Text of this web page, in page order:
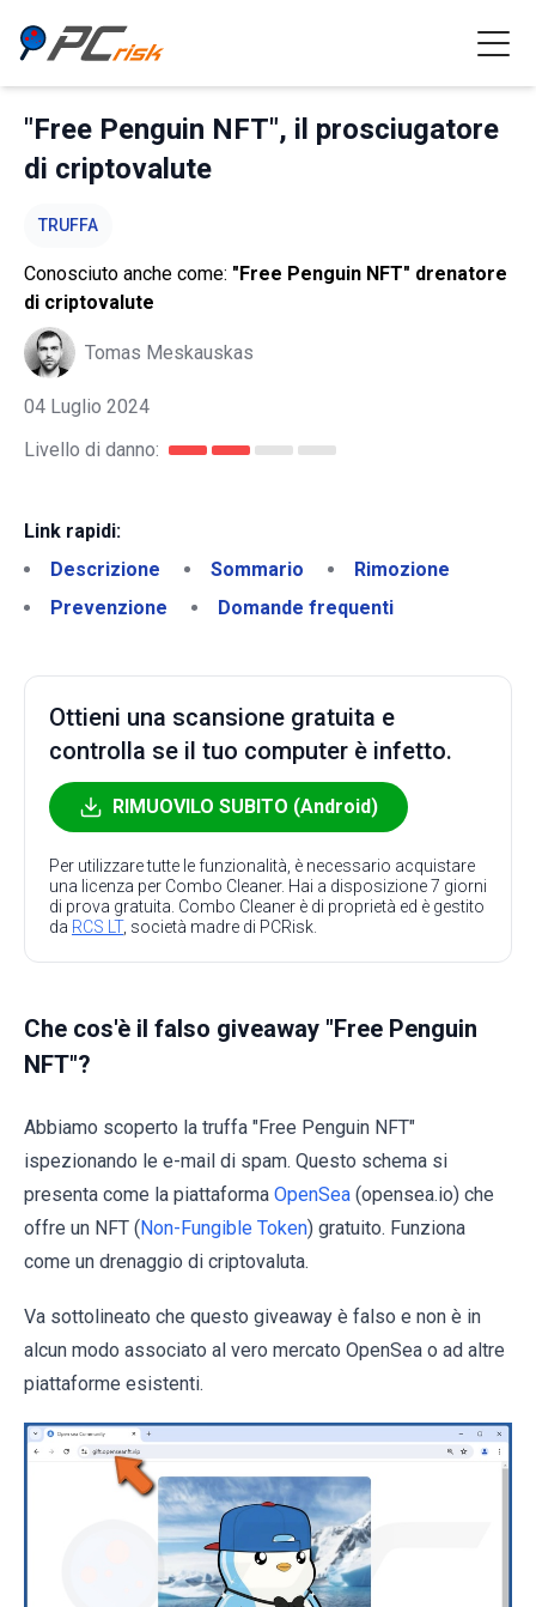
"Free Penguin NFT", il prosciugatore
di criptovalute
TRUFFA
Conosciuto anche come: "Free Penguin NFT" drenatore
di criptovalute
Tomas Meskauskas
04 Luglio 2024
Livello di danno:
Link rapidi:
Descrizione
Sommario
Rimozione
Prevenzione
Domande frequenti
Ottieni una scansione gratuita e
controlla se il tuo computer è infetto.
RIMUOVILO SUBITO (Android)
Per utilizzare tutte le funzionalità, è necessario acquistare
una licenza per Combo Cleaner. Hai a disposizione 7 giorni
di prova gratuita. Combo Cleaner è di proprietà ed è gestito
da RCS LT, società madre di PCRisk.
Che cos'è il falso giveaway "Free Penguin
NFT"?
Abbiamo scoperto la truffa "Free Penguin NFT"
ispezionando le e-mail di spam. Questo schema si
presenta come la piattaforma OpenSea (opensea.io) che
offre un NFT (Non-Fungible Token) gratuito. Funziona
come un drenaggio di criptovaluta.
Va sottolineato che questo giveaway è falso e non è in
alcun modo associato al vero mercato OpenSea o ad altre
piattaforme esistenti.